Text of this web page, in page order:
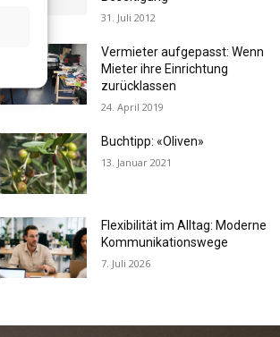
31. Juli 2012
Vermieter aufgepasst: Wenn
Mieter ihre Einrichtung
zurücklassen
24. April 2019
Buchtipp: «Oliven»
13. Januar 2021
Flexibilität im Alltag: Moderne
Kommunikationswege
7. Juli 2026